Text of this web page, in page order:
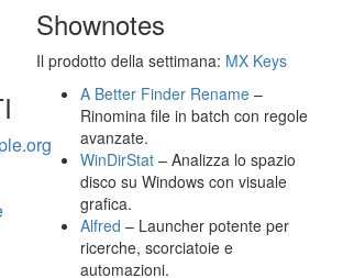
Shownotes
Il prodotto della settimana: MX Keys
A Better Finder Rename –
Rinomina file in batch con regole
avanzate.
WinDirStat – Analizza lo spazio
disco su Windows con visuale
grafica.
Alfred – Launcher potente per
ricerche, scorciatoie e
automazioni.